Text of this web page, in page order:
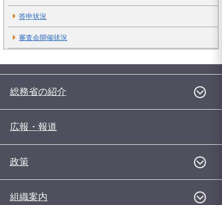
答申状況
審査会開催状況
総務省の紹介
広報・報道
政策
組織案内